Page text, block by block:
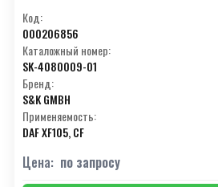
Код:
000206856
Каталожный номер:
SK-4080009-01
Бренд:
S&K GMBH
Применяемость:
DAF XF105, CF
Цена: по запросу